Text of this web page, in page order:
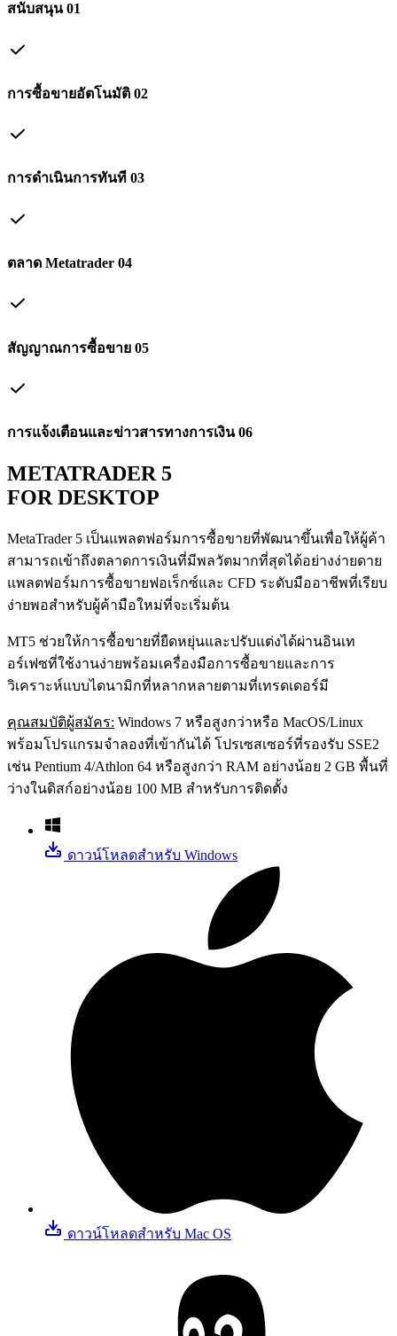
สนับสนุน01
การซื้อขายอัตโนมัติ 02
การดําเนินการทันที 03
ตลาด Metatrader 04
สัญญาณการซื้อขาย 05
การแจ้งเตือนและข่าวสารทางการเงิน06
METATRADER 5
FOR DESKTOP
MetaTrader 5 เป็นแพลตฟอร์มการซื้อขายที่พัฒนาขึ้นเพื่อให้ผู้ค้า
สามารถเข้าถึงตลาดการเงินที่มีพลวัตมากที่สุดได้อย่างง่ายดาย
แพลตฟอร์มการซื้อขายฟอเร็กซ์และ CFD ระดับมืออาชีพที่เรียบ
ง่ายพอสําหรับผู้ค้ามือใหม่ที่จะเริ่มต้น
MT5 ช่วยให้การซื้อขายที่ยืดหยุ่นและปรับแต่งได้ผ่านอินเท
อร์เฟซที่ใช้งานง่ายพร้อมเครื่องมือการซื้อขายและการ
วิเคราะห์แบบไดนามิกที่หลากหลายตามที่เทรดเดอร์มี
คุณสมบัติผู้สมัคร: Windows 7 หรือสูงกว่าหรือ MacOS/Linux
พร้อมโปรแกรมจําลองที่เข้ากันได้ โปรเซสเซอร์ที่รองรับ SSE2
เช่น Pentium 4/Athlon 64 หรือสูงกว่า RAM อย่างน้อย 2 GB พื้นที่
ว่างในดิสก์อย่างน้อย 100 MB สําหรับการติดตั้ง
ดาวน์โหลดสําหรับ Windows
ดาวน์โหลดสําหรับ Mac OS